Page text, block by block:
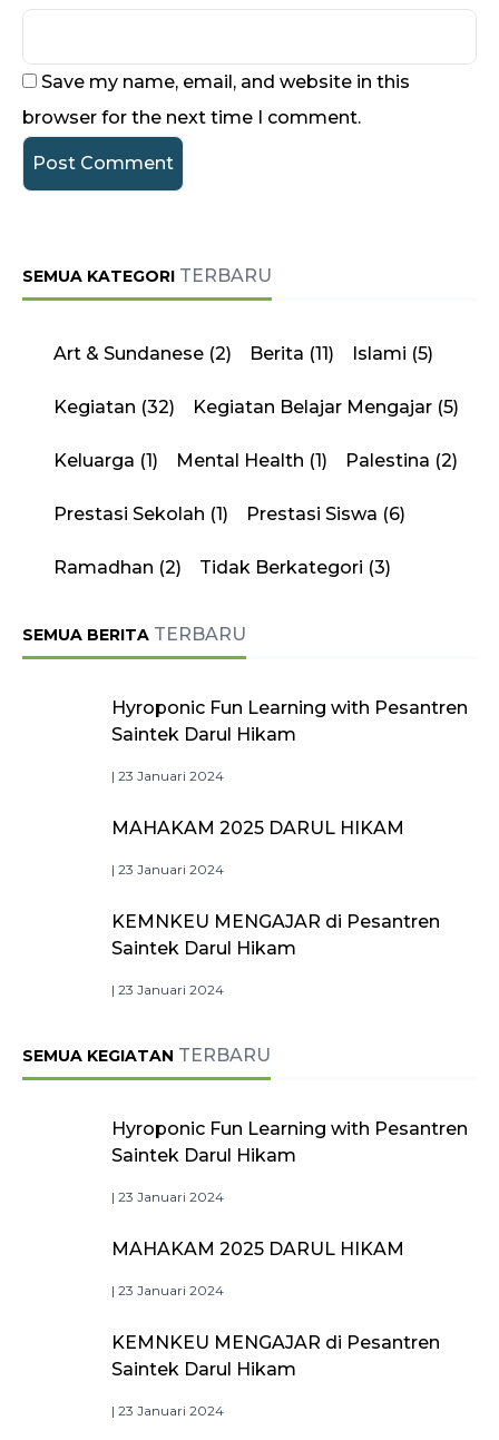
Save my name, email, and website in this
browser for the next time I comment.
SEMUA KATEGORI TERBARU
Art & Sundanese (2) Berita (11) Islami (5)
Kegiatan (32) Kegiatan Belajar Mengajar (5)
Keluarga (1) Mental Health (1) Palestina (2)
Prestasi Sekolah (1) Prestasi Siswa (6)
Ramadhan (2) Tidak Berkategori (3)
SEMUA BERITA TERBARU
Hyroponic Fun Learning with Pesantren
Saintek Darul Hikam
| 23 Januari 2024
MAHAKAM 2025 DARUL HIKAM
| 23 Januari 2024
KEMNKEU MENGAJAR di Pesantren
Saintek Darul Hikam
| 23 Januari 2024
SEMUA KEGIATAN TERBARU
Hyroponic Fun Learning with Pesantren
Saintek Darul Hikam
| 23 Januari 2024
MAHAKAM 2025 DARUL HIKAM
| 23 Januari 2024
KEMNKEU MENGAJAR di Pesantren
Saintek Darul Hikam
| 23 Januari 2024